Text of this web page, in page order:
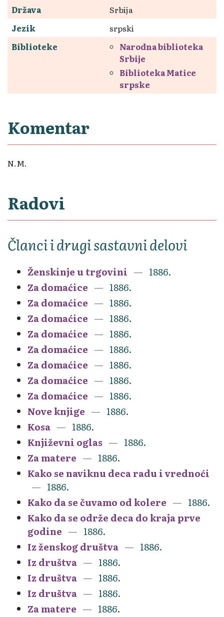
Država
Srbija
Jezik
srpski
Biblioteke
Narodna biblioteka
Srbije
Biblioteka Matice
srpske
Komentar
N.M.
Radovi
Članci i drugi sastavni delovi
Ženskinje u trgovini
1886.
Za domaćice
1886.
Za domaćice
1886.
Za domaćice
1886.
Za domaćice
1886.
Za domaćice
1886.
Za domaćice
1886.
Za domaćice
1886.
Za domaćice
1886.
Nove knjige
1886.
Kosa
1886.
Književni oglas
1886.
Za matere
1886.
Kako se naviknu deca radu i vrednoći
1886.
Kako da se čuvamo od kolere
1886.
Kako da se održe deca do kraja prve
godine
1886.
Iz ženskog društva
1886.
Iz društva
1886.
Iz društva
1886.
Iz društva
1886.
Za matere
1886.